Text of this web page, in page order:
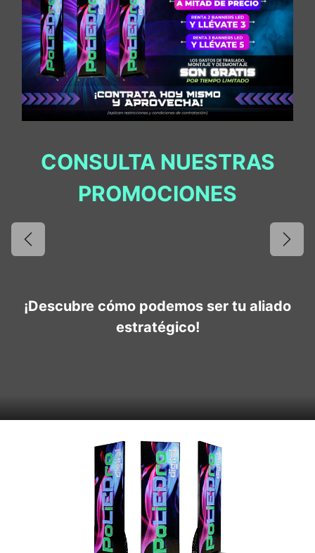
CONSULTA NUESTRAS
PROMOCIONES
Anterior
¡Descubre cómo podemos ser tu aliado
estratégico!